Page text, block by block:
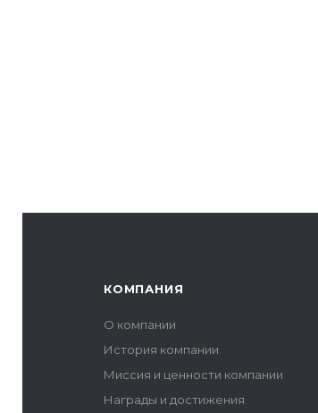
КОМПАНИЯ
О компании
История компании
Миссия и ценности компании
Награды и достижения